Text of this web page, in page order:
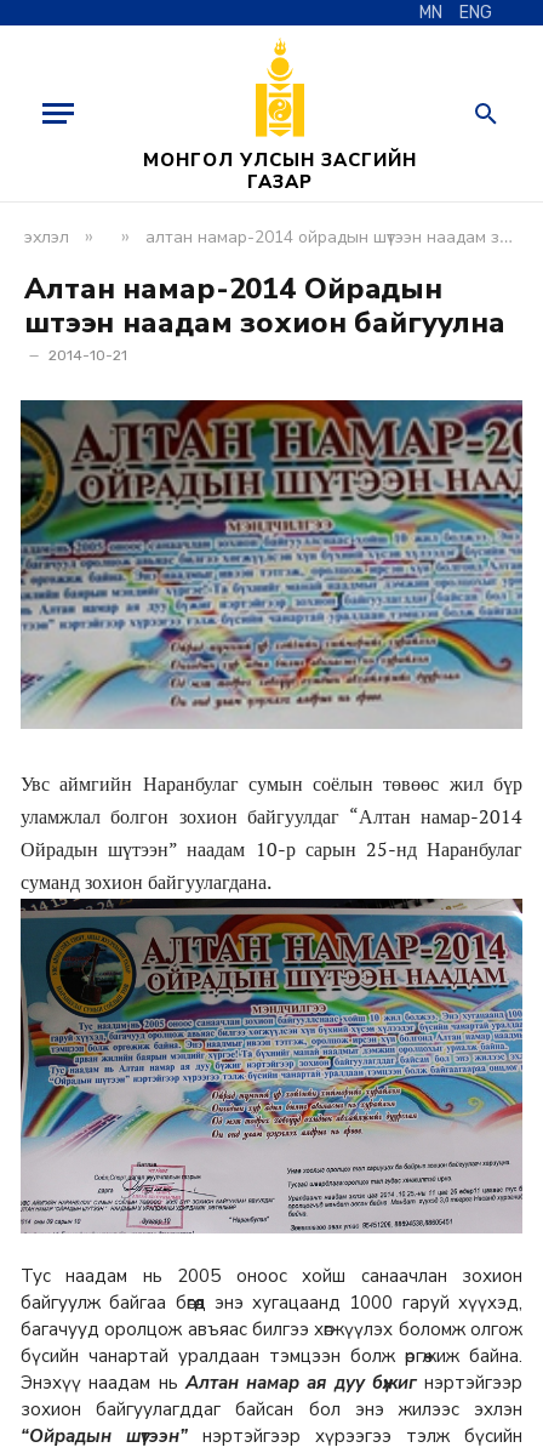
MN ENG
МОНГОЛ УЛСЫН ЗАСГИЙН
ГАЗАР
эхлэл » » алтан намар-2014 ойрадын шүтээн наадам зохион байгуулна
Алтан намар-2014 Ойрадын
шүтээн наадам зохион байгуулна
2014-10-21
Увс аймгийн Наранбулаг сумын соёлын төвөөс жил бүр
уламжлал болгон зохион байгуулдаг “Алтан намар-2014
Ойрадын шүтээн” наадам 10-р сарын 25-нд Наранбулаг
суманд зохион байгуулагдана.
Тус наадам нь 2005 оноос хойш санаачлан зохион
байгуулж байгаа бөгөөд энэ хугацаанд 1000 гаруй хүүхэд,
багачууд оролцож авъяас билгээ хөгжүүлэх боломж олгож
бүсийн чанартай уралдаан тэмцээн болж өргөжиж байна.
Энэхүү наадам ньАлтан намар ая дуу бүжигнэртэйгээр
зохион байгуулагддаг байсан бол энэ жилээс эхлэн
“Ойрадын шүтээн” нэртэйгээр хүрээгээ тэлж бүсийн